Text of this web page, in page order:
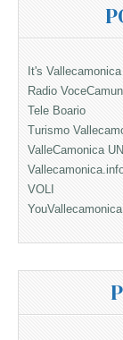
It's Vallecamonica
Radio
Tele Boario
Turismo
ValleCamonica
VOLI
YouVallecamonica